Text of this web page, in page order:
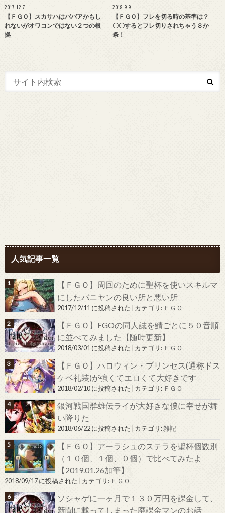
2017.12.7
【ＦＧＯ】スカサハはババアかもし
れないがオワコンではない２つの根
拠
2018.9.9
【ＦＧＯ】フレを切る時の基準は？
〇〇するとフレ切りされちゃう８か
条！
人気記事一覧
【ＦＧＯ】周回のために聖杯を使いスキルマ
にしたバニヤンの良い所と悪い所
2017/12/11 に投稿された カテゴリ: ＦＧＯ
【ＦＧＯ】FGOの同人誌を鯖ごとに５０音順
に並べてみました【随時更新】
2018/03/01 に投稿された カテゴリ: ＦＧＯ
【ＦＧＯ】ハロウィン・プリンセス(通称ドス
ケベ礼装)が強くてエロくて大好きです
2018/02/10 に投稿された カテゴリ: ＦＧＯ
銀河戦国群雄伝ライが大好きな僕に幸せが舞
い降りた
2018/06/22 に投稿された カテゴリ:雑記
【ＦＧＯ】アーラシュのステラを聖杯個数別
（１０個、１個、０個）で比べてみたよ
【2019.01.26加筆】
2018/09/17 に投稿された カテゴリ: ＦＧＯ
ソシャゲに一ヶ月で１３０万円を課金して、
新聞に載ってしまった廃課金マンのお話